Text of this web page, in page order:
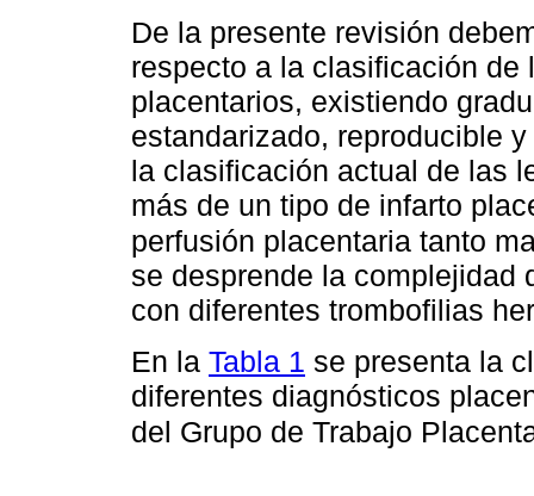
De la presente revisión
respecto a la clasificación
placentarios, existiendo
estandarizado, reproducible
la clasificación actual de las
más de un tipo de infarto
perfusión placentaria tanto
se desprende la complejidad
con diferentes trombofilias
En la Tabla 1 se presenta la
diferentes diagnósticos
del Grupo de Trabajo